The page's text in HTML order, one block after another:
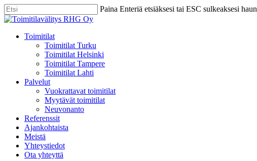
Skip
to
content
Paina Enteriä etsiäksesi tai ESC sulkeaksesi haun
Close
Menu
Toimitilat
Toimitilat Turku
Toimitilat Helsinki
Toimitilat Tampere
Toimitilat Lahti
Palvelut
Vuokrattavat toimitilat
Myytävät toimitilat
Neuvonanto
Referenssit
Ajankohtaista
Meistä
Yhteystiedot
Ota yhteyttä